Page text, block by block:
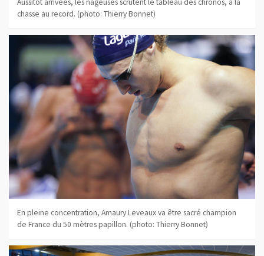
Aussitôt arrivées, les nageuses scrutent le tableau des chronos, à la
chasse au record. (photo: Thierry Bonnet)
En pleine concentration, Amaury Leveaux va être sacré champion
de France du 50 mètres papillon. (photo: Thierry Bonnet)